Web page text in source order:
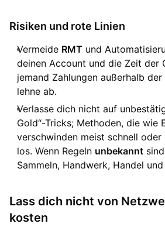
Risiken und rote Linien
Vermeide RMT und
deinen Account und die Zeit der
jemand Zahlungen außerhalb
lehne ab.
Verlasse dich nicht auf
Gold“-Tricks; Methoden, die wie
verschwinden meist schnell oder
los. Wenn Regeln unbekannt
Sammeln, Handwerk, Handel
Lass dich nicht von
kosten